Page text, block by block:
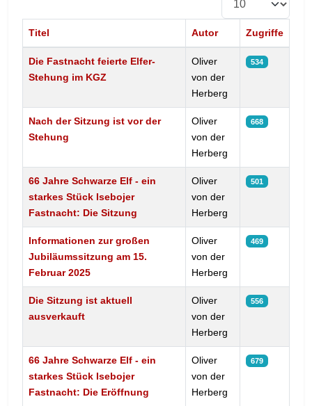
Titel Autor Zugriffe
Die Fastnacht feierte Elfer-
Stehung im KGZ
Oliver
von der
Herberg
534
Nach der Sitzung ist vor der
Stehung
Oliver
von der
Herberg
668
66 Jahre Schwarze Elf - ein
starkes Stück Isebojer
Fastnacht: Die Sitzung
Oliver
von der
Herberg
501
Informationen zur großen
Jubiläumssitzung am 15.
Februar 2025
Oliver
von der
Herberg
469
Die Sitzung ist aktuell
ausverkauft
Oliver
von der
Herberg
556
66 Jahre Schwarze Elf - ein
starkes Stück Isebojer
Fastnacht: Die Eröffnung
Oliver
von der
Herberg
679